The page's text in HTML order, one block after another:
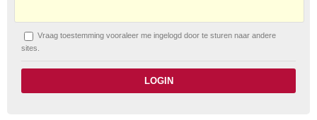
Vraag toestemming vooraleer me ingelogd door te sturen naar andere
sites.